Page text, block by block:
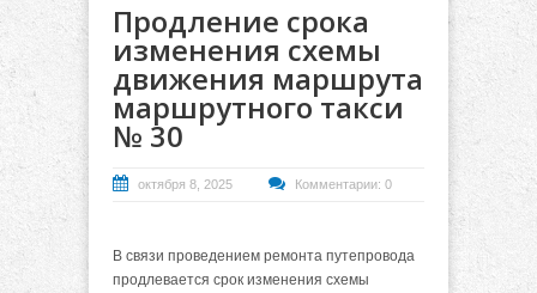
Продление срока
изменения схемы
движения маршрута
маршрутного такси
№ 30
октября 8, 2025 Комментарии: 0
В связи проведением ремонта путепровода
продлевается срок изменения схемы